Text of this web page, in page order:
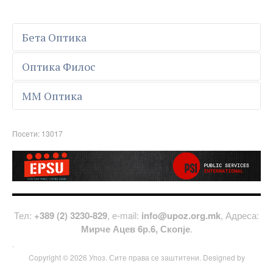
Бета Оптика
Оптика Филос
ММ Оптика
Посети: 13017
Тел: +389 (2) 3230-829, е-mail: info@upoz.org.mk, Адреса:
Мирче Ацев 6р.6, Скопје.
.
Copyright © 2026 Упоз. Сите права се заштитени. Designed by